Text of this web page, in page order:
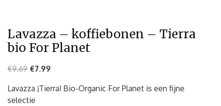
Lavazza – koffiebonen – Tierra
bio For Planet
€9.69 €7.99
Lavazza ¡Tierra! Bio-Organic For Planet is een fijne
selectie